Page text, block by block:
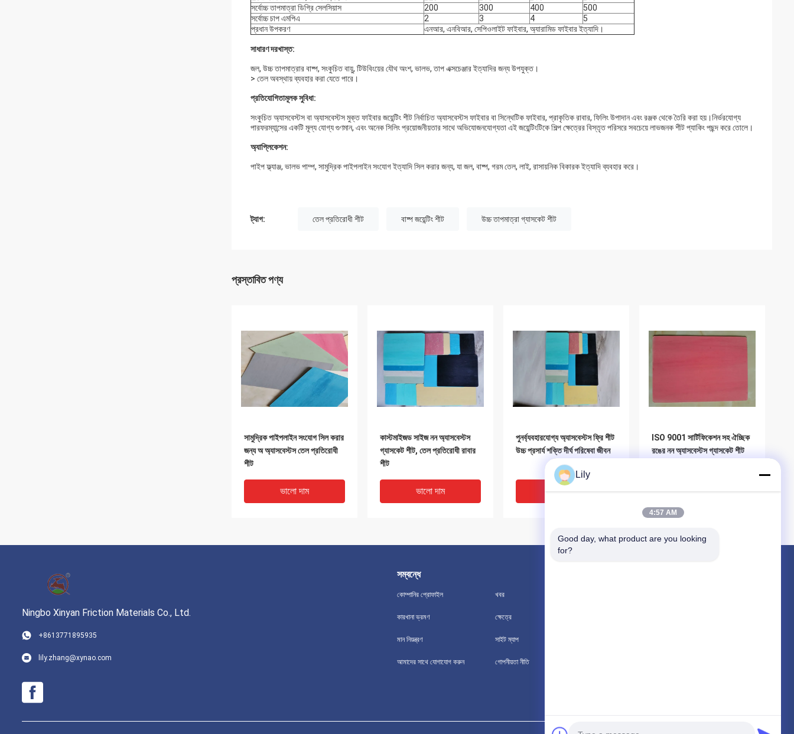
সর্বোচ্চ তাপমাত্রা ডিগ্রি সেলসিয়াস
200 300 400
500
সর্বোচ্চ চাপ এমপিএ
2 3 4
5
প্রধান উপকরণ
এনআর, এনবিআর, সেপিওলাইট ফাইবার, অ্যারামিড ফাইবার ইত্যাদি।
সাধারণ দরখাস্ত:
জল, উচ্চ তাপমাত্রার বাষ্প, সংকুচিত বায়ু, টিউবিংয়ের যৌথ অংশ, ভালভ, তাপ এক্সচেঞ্জার ইত্যাদির জন্য উপযুক্ত।
> তেল অবস্থায় ব্যবহার করা যেতে পারে।
প্রতিযোগিতামূলক সুবিধা:
সংকুচিত অ্যাসবেস্টস বা অ্যাসবেস্টস মুক্ত ফাইবার জয়েন্টিং শীট নির্বাচিত অ্যাসবেস্টস ফাইবার বা সিন্থেটিক ফাইবার, প্রাকৃতিক রাবার, ফিলিং উপাদান এবং রঞ্জক থেকে তৈরি করা হয়।নির্ভরযোগ্য
পারফরম্যান্সের একটি মূল্য যোগ্য গুণমান, এবং অনেক সিলিং প্রয়োজনীয়তার সাথে অভিযোজনযোগ্যতা এই জয়েন্টিংটিকে শিল্প ক্ষেত্রের বিস্তৃত পরিসরে সবচেয়ে লাভজনক শীট প্যাকিং পছন্দ করে তোলে।
অ্যাপ্লিকেশন:
পাইপ ফ্ল্যাঞ্জ, ভালভ পাম্প, সামুদ্রিক পাইপলাইন সংযোগ ইত্যাদি সিল করার জন্য, যা জল, বাষ্প, গরম তেল, লাই, রাসায়নিক বিকারক ইত্যাদি ব্যবহার করে।
ট্যাগ: তেল প্রতিরোধী শীট বাষ্প জয়েন্টিং শীট উচ্চ তাপমাত্রা গ্যাসকেট শীট
প্রস্তাবিত পণ্য
সামুদ্রিক পাইপলাইন সংযোগ সিল করার
জন্য অ অ্যাসবেস্টস তেল প্রতিরোধী
শীট
ভালো দাম
কাস্টমাইজড সাইজ নন অ্যাসবেস্টস
গ্যাসকেট শীট, তেল প্রতিরোধী রাবার
শীট
ভালো দাম
পুনর্ব্যবহারযোগ্য অ্যাসবেস্টস ফ্রি শীট
উচ্চ প্রসার্য শক্তি দীর্ঘ পরিষেবা জীবন
ভালো দাম
ISO 9001 সার্টিফিকেশন সহ ঐচ্ছিক
রঙের নন অ্যাসবেস্টস গ্যাসকেট শীট
ভালো দাম
তাপ প্রতিরোধী নন অ্যাসবেস্টস রাবার
Ningbo Xinyan Friction Materials Co., Ltd.
+8613771895935
lily.zhang@xynao.com
সম্বন্ধে
কোম্পানির প্রোফাইল
কারখানা ভ্রমণ
মান নিয়ন্ত্রণ
আমাদের সাথে যোগাযোগ করুন
খবর
ক্ষেত্রে
সাইট ম্যাপ
গোপনীয়তা নীতি
Lily
4:57 AM
Good day, what product are you looking
for?